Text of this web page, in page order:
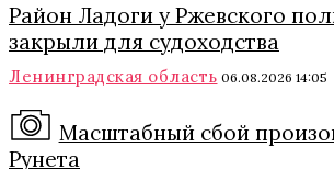
Район Ладоги у Ржевского
закрыли для судоходства
Ленинградская область 06.08.2026 14:05
Масштабный сбой
Рунета